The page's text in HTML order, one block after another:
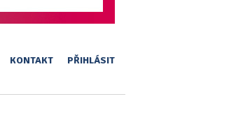
KONTAKT PŘIHLÁSIT